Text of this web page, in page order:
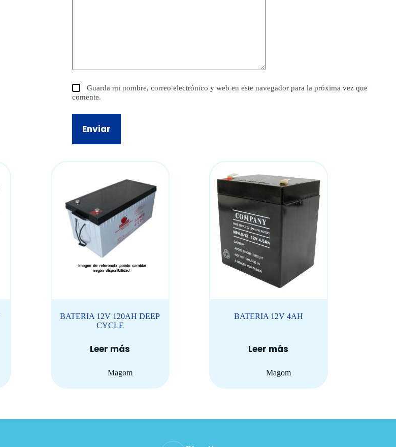
Guarda mi nombre, correo electrónico y web en este navegador para la próxima vez que
comente.
Enviar
BATERIA 12V 120AH DEEP
CYCLE
Leer más
Magom
BATERIA 12V 4AH
Leer más
Magom